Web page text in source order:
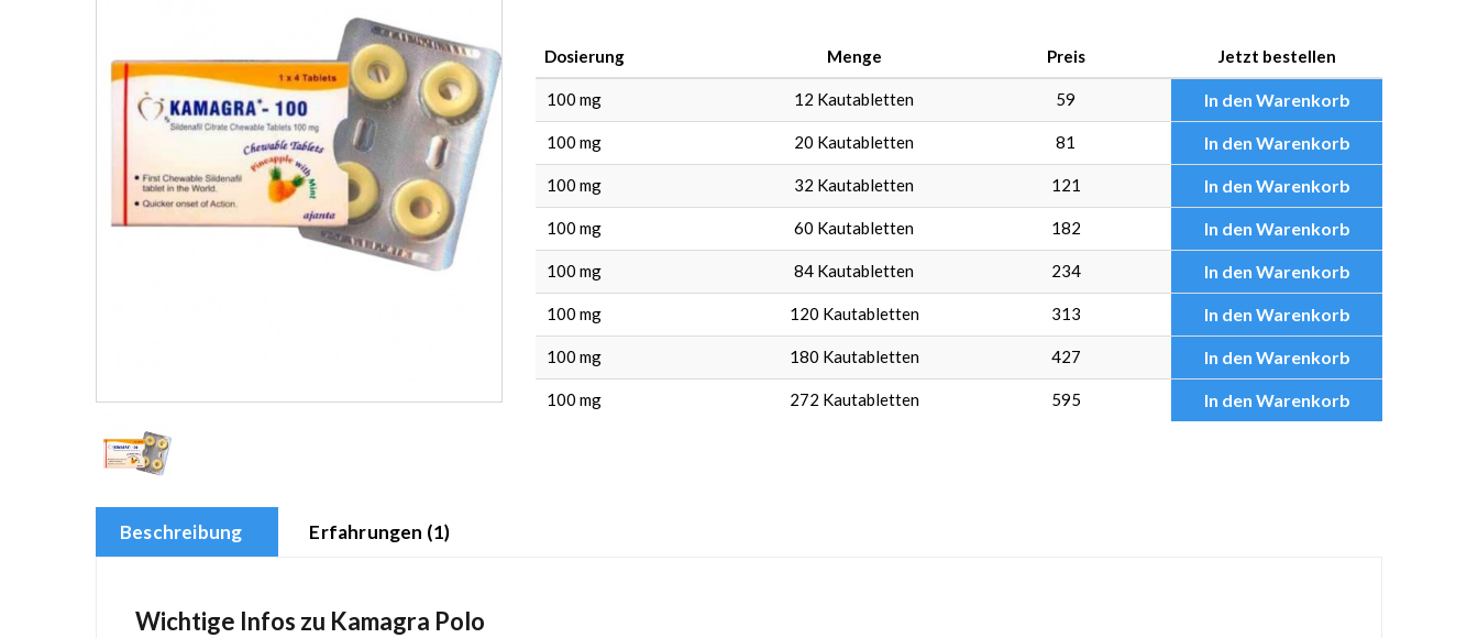
Dosierung Menge Preis Jetzt bestellen
100 mg 12 Kautabletten 59 In den Warenkorb
100 mg 20 Kautabletten 81 In den Warenkorb
100 mg 32 Kautabletten 121 In den Warenkorb
100 mg 60 Kautabletten 182 In den Warenkorb
100 mg 84 Kautabletten 234 In den Warenkorb
100 mg 120 Kautabletten 313 In den Warenkorb
100 mg 180 Kautabletten 427 In den Warenkorb
100 mg 272 Kautabletten 595 In den Warenkorb
Beschreibung Erfahrungen (1)
Wichtige Infos zu Kamagra Polo